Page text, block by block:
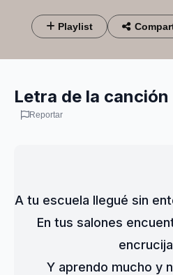
Playlist
Letra de la canción
Reportar
A tu escuela llegué sin
En tus salones
Y aprendo mucho y